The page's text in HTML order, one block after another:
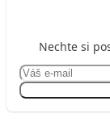
Nechte si